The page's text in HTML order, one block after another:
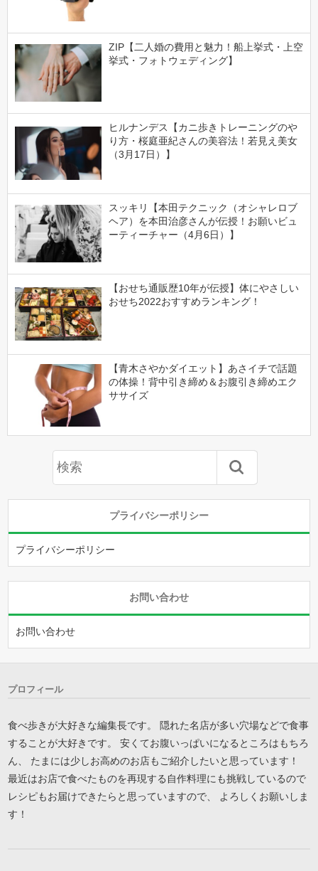
ZIP【二人婚の費用と魅力！船上挙式・上空
挙式・フォトウェディング】
ヒルナンデス【カニ歩きトレーニングのや
り方・桜庭亜紀さんの美容法！若見え美女
（3月17日）】
スッキリ【本田テクニック（オシャレロブ
ヘア）を本田治彦さんが伝授！お願いビュ
ーティーチャー（4月6日）】
【おせち通販歴10年が伝授】体にやさしい
おせち2022おすすめランキング！
【青木さやかダイエット】あさイチで話題
の体操！背中引き締め＆お腹引き締めエク
ササイズ
プライバシーポリシー
プライバシーポリシー
お問い合わせ
お問い合わせ
プロフィール
食べ歩きが大好きな編集長です。 隠れた名店が多い穴場などで食事
することが大好きです。 安くてお腹いっぱいになるところはもちろ
ん、 たまには少しお高めのお店もご紹介したいと思っています！
最近はお店で食べたものを再現する自作料理にも挑戦しているので
レシピもお届けできたらと思っていますので、 よろしくお願いしま
す！